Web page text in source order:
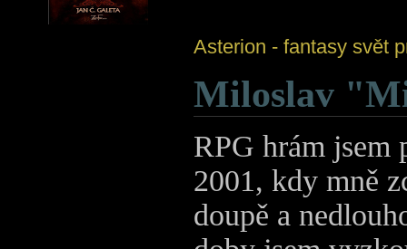
Asterion - fantasy svět
Miloslav
RPG hrám jsem
2001, kdy mně
doupě a